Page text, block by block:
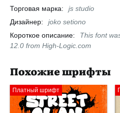
Торговая марка:
js studio
Дизайнер:
joko setiono
Короткое описание:
This font
12.0 from High-Logic.com
Похожие шрифты
Платный шрифт